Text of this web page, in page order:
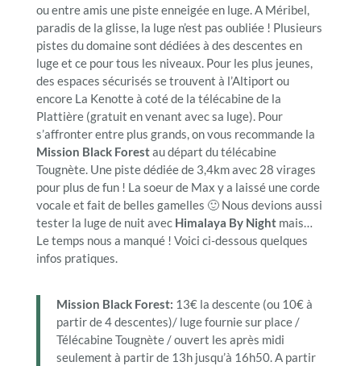
ou entre amis une piste enneigée en luge. A Méribel,
paradis de la glisse, la luge n’est pas oubliée ! Plusieurs
pistes du domaine sont dédiées à des descentes en
luge et ce pour tous les niveaux. Pour les plus jeunes,
des espaces sécurisés se trouvent à l’Altiport ou
encore La Kenotte à coté de la télécabine de la
Plattière (gratuit en venant avec sa luge). Pour
Mission Black Forestau départ du télécabine
Tougnète. Une piste dédiée de 3,4km avec 28 virages
pour plus de fun ! La soeur de Max y a laissé une corde
vocale et fait de belles gamelles 🙂 Nous devions aussi
tester la luge de nuit avec Himalaya By Nightmais…
Le temps nous a manqué ! Voici ci-dessous quelques
infos pratiques.
Mission Black Forest: 13€ la descente (ou 10€ à
partir de 4 descentes)/ luge fournie sur place /
Télécabine Tougnète / ouvert les après midi
seulement à partir de 13h jusqu’à 16h50. A partir